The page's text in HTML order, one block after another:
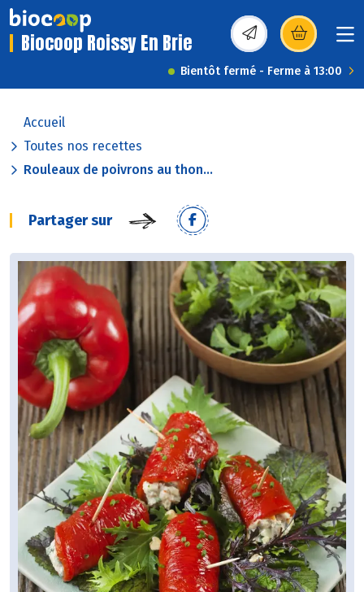
Biocoop Roissy En Brie (s’ouvre dans une
Bientôt fermé - Ferme à 13:00
Accueil
Toutes nos recettes
Rouleaux de poivrons au thon...
Partager sur